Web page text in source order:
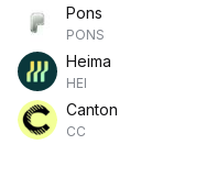
Pons
PONS
Heima
HEI
Canton
CC